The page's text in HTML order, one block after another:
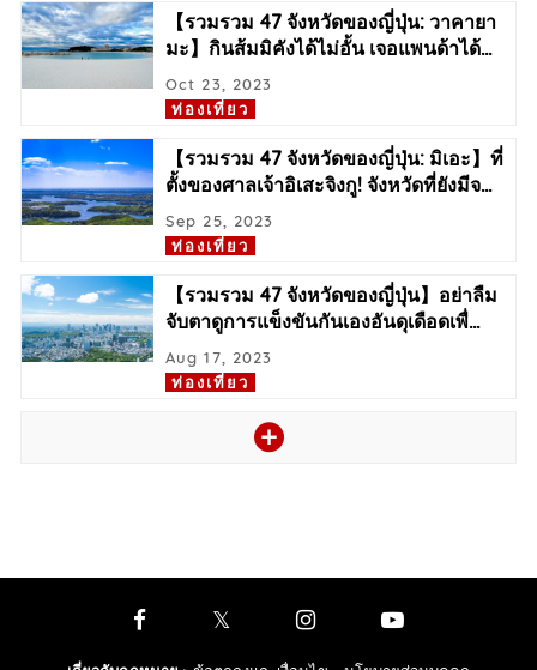
【รวมรวม 47 จังหวัดของญี่ปุ่น: วาคายา
มะ】กินส้มมิคังได้ไม่อั้น เจอแพนด้าได้…
ท่องเที่ยว
Oct 23, 2023
【รวมรวม 47 จังหวัดของญี่ปุ่น: มิเอะ】ที่
ตั้งของศาลเจ้าอิเสะจิงกู! จังหวัดที่ยังมีจ…
ท่องเที่ยว
Sep 25, 2023
【รวมรวม 47 จังหวัดของญี่ปุ่น】อย่าลืม
จับตาดูการแข็งขันกันเองอันดุเดือดเพื่…
ท่องเที่ยว
Aug 17, 2023